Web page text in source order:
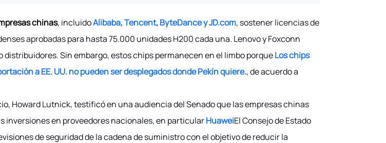
chinas, incluidoAlibaba, Tencent, ByteDance y JD.com, sostenerlicencias de
aprobadaspara hasta 75.000 unidades H200 cada una. Lenovo y Foxconn
distribuidores. Sin embargo, estos chips permanecen en el limbo porqueLos chips
a EE. UU. no pueden ser desplegados donde Pekín quiere., de acuerdo a
Howard Lutnick, testificó en una audiencia del Senado que las empresas chinas
inversiones en proveedores nacionales, en particularHuaweiEl Consejo de Estado
de seguridad de la cadena de suministro con el objetivo de reducir la